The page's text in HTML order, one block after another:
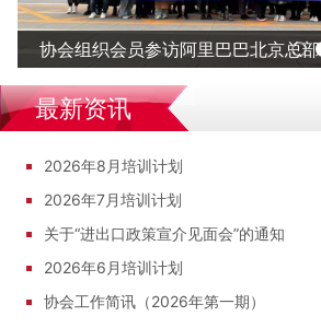
协会组织会员参访阿里巴巴北京总部
最新资讯
2026年8月培训计划
2026年7月培训计划
关于“进出口政策宣介见面会”的通知
2026年6月培训计划
协会工作简讯（2026年第一期）